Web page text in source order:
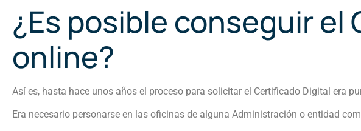
¿Es posible conseguir
online?
Así es, hasta hace unos años el proceso para solicitar el Certificado Digital era
Era necesario personarse en las oficinas de alguna Administración o entidad